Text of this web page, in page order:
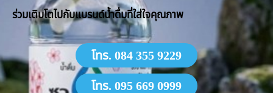
​ร่วมเติบโตไปกับแบรนด์น้ำดื่มที่ใส่ใจคุณภาพ
โทร. 084 355 9229
โทร. 095 669 0999